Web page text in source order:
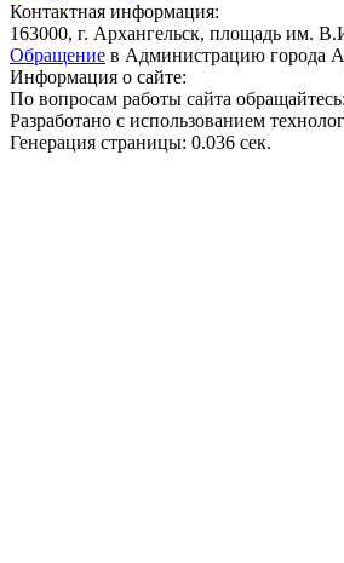
Контактная информация:
163000, г. Архангельск, площадь им.
Обращение в Администрацию города
Информация о сайте:
По вопросам работы сайта обращайтесь:
Разработано с использованием
Генерация страницы: 0.036 сек.